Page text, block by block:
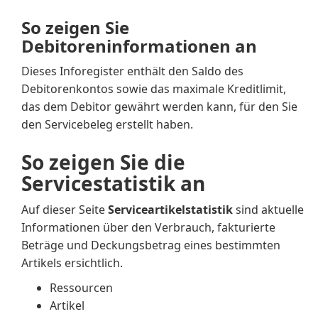
So zeigen Sie
Debitoreninformationen an
Dieses Inforegister enthält den Saldo des
Debitorenkontos sowie das maximale Kreditlimit,
das dem Debitor gewährt werden kann, für den Sie
den Servicebeleg erstellt haben.
So zeigen Sie die
Servicestatistik an
Auf dieser SeiteServiceartikelstatistiksind aktuelle
Informationen über den Verbrauch, fakturierte
Beträge und Deckungsbetrag eines bestimmten
Artikels ersichtlich.
Ressourcen
Artikel